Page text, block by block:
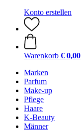
Konto erstellen
Warenkorb € 0,00
Marken
Parfum
Make-up
Pflege
Haare
K-Beauty
Männer